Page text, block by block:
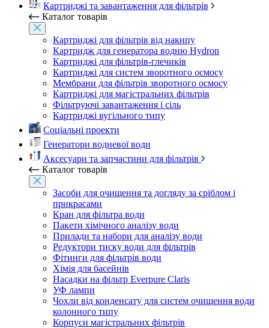
Картриджі та завантаження для фільтрів
Каталог товарів
Картриджі для фільтрів від накипу
Картридж для генератора водню Hydron
Картриджі для фільтрів-глечиків
Картриджі для систем зворотного осмосу
Мембрани для фільтрів зворотного осмосу
Картриджі для магістральних фільтрів
Фільтруючі завантаження і сіль
Картриджі вугільного типу
Соціальні проекти
Генератори водневої води
Аксесуари та запчастини для фільтрів
Каталог товарів
Засоби для очищення та догляду за сріблом і
прикрасами
Кран для фільтра води
Пакети хімічного аналізу води
Прилади та набори для аналізу води
Редуктори тиску води для фільтрів
Фітинги для фільтрів води
Хімія для басейнів
Насадки на фільтр Everpure Claris
УФ лампи
Чохли від конденсату для систем очищення води
колонного типу
Корпуси магістральних фільтрів